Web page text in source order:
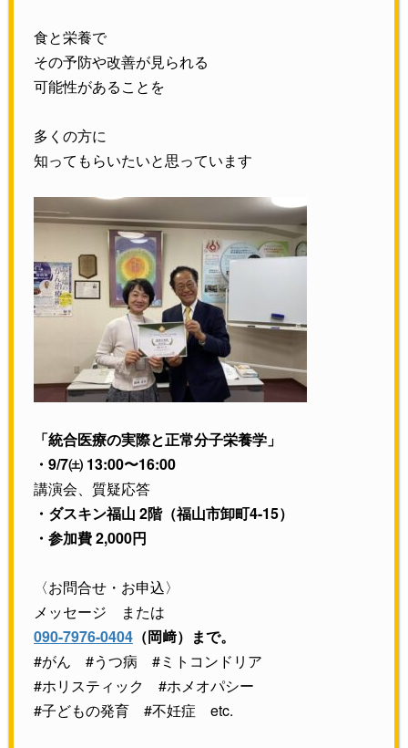
食と栄養で
その予防や改善が見られる
可能性があることを
多くの方に
知ってもらいたいと思っています
「統合医療の実際と正常分子栄養学」
・9/7㈯ 13:00〜16:00
講演会、質疑応答
・ダスキン福山 2階（福山市卸町4-15）
・参加費 2,000円
〈お問合せ・お申込〉
メッセージ または
090-7976-0404 （岡﨑）まで。
#がん #うつ病 #ミトコンドリア
#ホリスティック #ホメオパシー
#子どもの発育 #不妊症 etc.